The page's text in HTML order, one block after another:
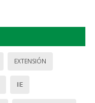
EXTENSIÓN
IIE